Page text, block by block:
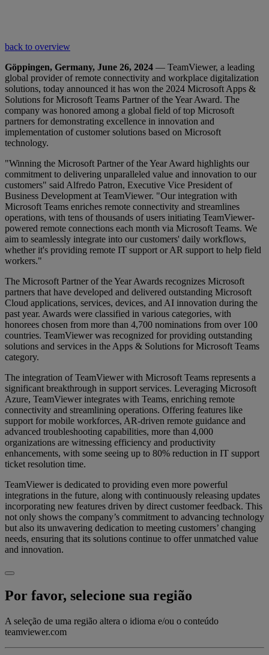
back to overview
Göppingen, Germany, June 26, 2024 — TeamViewer, a leading
global provider of remote connectivity and workplace digitalization
solutions, today announced it has won the 2024 Microsoft Apps &
Solutions for Microsoft Teams Partner of the Year Award. The
company was honored among a global field of top Microsoft
partners for demonstrating excellence in innovation and
implementation of customer solutions based on Microsoft
technology.
"Winning the Microsoft Partner of the Year Award highlights our
commitment to delivering unparalleled value and innovation to our
customers" said Alfredo Patron, Executive Vice President of
Business Development at TeamViewer. "Our integration with
Microsoft Teams enriches remote connectivity and streamlines
operations, with tens of thousands of users initiating TeamViewer-
powered remote connections each month via Microsoft Teams. We
aim to seamlessly integrate into our customers' daily workflows,
whether it's providing remote IT support or AR support to help field
workers."
The Microsoft Partner of the Year Awards recognizes Microsoft
partners that have developed and delivered outstanding Microsoft
Cloud applications, services, devices, and AI innovation during the
past year. Awards were classified in various categories, with
honorees chosen from more than 4,700 nominations from over 100
countries. TeamViewer was recognized for providing outstanding
solutions and services in the Apps & Solutions for Microsoft Teams
category.
The integration of TeamViewer with Microsoft Teams represents a
significant breakthrough in support services. Leveraging Microsoft
Azure, TeamViewer integrates with Teams, enriching remote
connectivity and streamlining operations. Offering features like
support for mobile workforces, AR-driven remote guidance and
advanced troubleshooting capabilities, more than 4,000
organizations are witnessing efficiency and productivity
enhancements, with some seeing up to 80% reduction in IT support
ticket resolution time.
TeamViewer is dedicated to providing even more powerful
integrations in the future, along with continuously releasing updates
incorporating new features driven by direct customer feedback. This
not only shows the company’s commitment to advancing technology
but also its unwavering dedication to meeting customers’ changing
needs, ensuring that its solutions continue to offer unmatched value
and innovation.
Por favor, selecione sua região
A seleção de uma região altera o idioma e/ou o conteúdo
teamviewer.com